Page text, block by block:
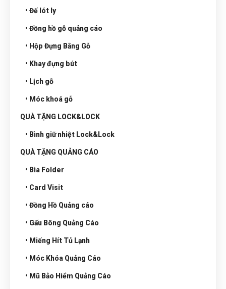
• Đế lót ly
• Đồng hồ gỗ quảng cáo
• Hộp Đựng Bằng Gỗ
• Khay đựng bút
• Lịch gỗ
• Móc khoá gỗ
QUÀ TẶNG LOCK&LOCK
• Bình giữ nhiệt Lock&Lock
QUÀ TẶNG QUẢNG CÁO
• Bìa Folder
• Card Visit
• Đồng Hồ Quảng cáo
• Gấu Bông Quảng Cáo
• Miếng Hít Tủ Lạnh
• Móc Khóa Quảng Cáo
• Mũ Bảo Hiểm Quảng Cáo